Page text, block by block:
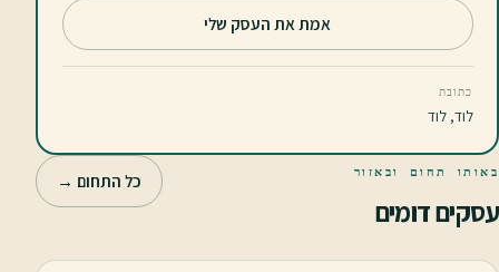
אמת את העסק שלי
כתובת
לוד, לוד
באותו תחום ובאזור
עסקים דומים
כל התחום →